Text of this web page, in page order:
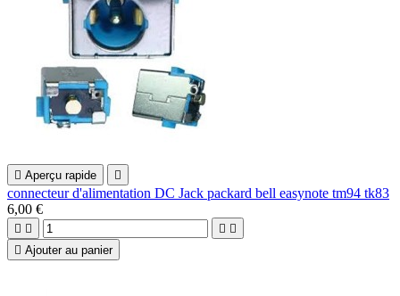
 Aperçu rapide 
connecteur d'alimentation DC Jack packard bell easynote tm94 tk83
6,00 €
   
 Ajouter au panier